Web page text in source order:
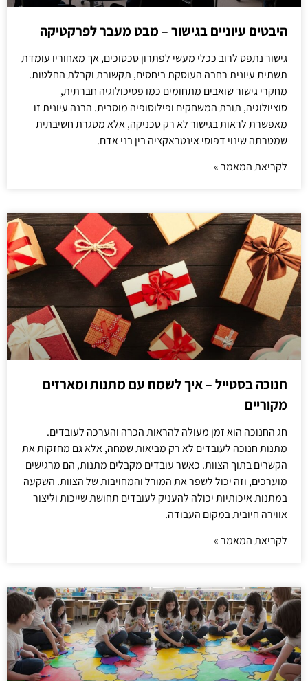
היבטים עיוניים בגישור – מבט מעבר לפרקטיקה
גישור נתפס לרוב ככלי מעשי לפתרון סכסוכים, אך מאחוריו עומדת
תשתית עיונית רחבה העוסקת ביחסים, תקשורת וקבלת החלטות.
מחקרי גישור שואבים מתחומים כמו פסיכולוגיה חברתית,
סוציולוגיה, תורת המשחקים ופילוסופיה מוסרית. הבנה עיונית זו
מאפשרת לראות בגישור לא רק טכניקה, אלא מסגרת חשיבתית
שמטרתה שינוי דפוסי אינטראקציה בין בני אדם.
לקריאת המאמר »
חנוכה בסטייל – איך לשמח עם מתנות ומארזים
מקוריים
חג החנוכה הוא זמן מעולה להראות הכרה והערכה לעובדים.
מתנות חנוכה לעובדים לא רק מביאות שמחה, אלא גם מחזקות את
הקשרים בתוך הצוות. כאשר עובדים מקבלים מתנות, הם מרגישים
מוערכים, וזה יכול לשפר את המורל והמחויבות של הצוות. השקעה
במתנות איכותיות יכולה להעניק לעובדים תחושת שייכות וליצור
אווירה חיובית במקום העבודה.
לקריאת המאמר »